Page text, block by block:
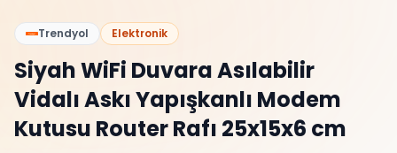
%58
Trendyol Elektronik
Siyah WiFi Duvara Asılabilir
Vidalı Askı Yapışkanlı Modem
Kutusu Router Rafı 25x15x6 cm